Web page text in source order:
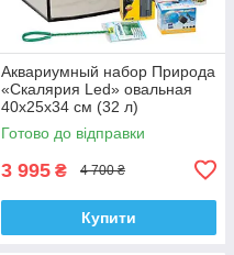
Аквариумный набор Природа
«Скалярия Led» овальная
40х25х34 см (32 л)
Готово до відправки
3 995 ₴ 4 700 ₴
Купити